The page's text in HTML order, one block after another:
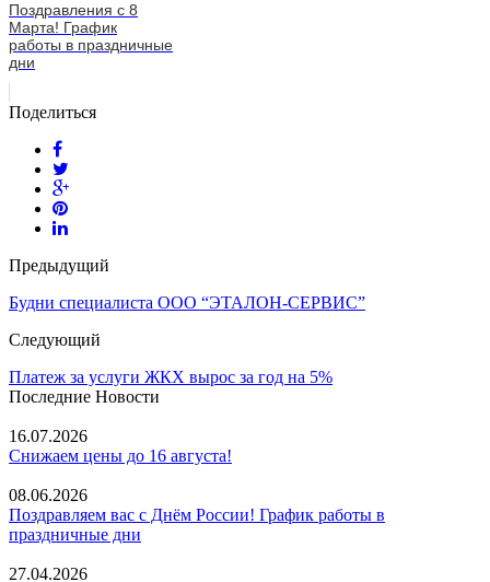
Поздравления с 8
Марта! График
работы в праздничные
дни
Поделиться
Предыдущий
Будни специалиста ООО “ЭТАЛОН-СЕРВИС”
Следующий
Платеж за услуги ЖКХ вырос за год на 5%
Последние Новости
16.07.2026
Снижаем цены до 16 августа!
08.06.2026
Поздравляем вас с Днём России! График работы в
праздничные дни
27.04.2026